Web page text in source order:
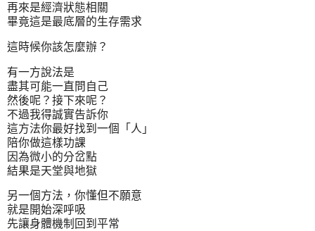
再來是經濟狀態相關
畢竟這是最底層的生存需求
這時候你該怎麼辦？
有一方說法是
盡其可能一直問自己
然後呢？接下來呢？
不過我得誠實告訴你
這方法你最好找到一個「人」
陪你做這樣功課
因為微小的分岔點
結果是天堂與地獄
另一個方法，你懂但不願意
就是開始深呼吸
先讓身體機制回到平常